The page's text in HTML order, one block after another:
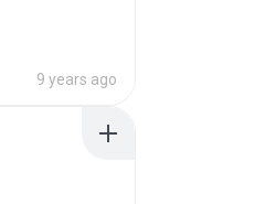
9 years ago